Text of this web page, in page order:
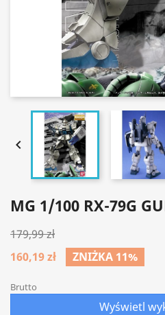

MG 1/100 RX-79G
179,99 zł
160,19 zł
ZNIŻKA 11%
Brutto
Wyświetl